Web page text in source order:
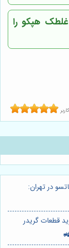
هپکو را
کاربر
در تهران:
قطعات گریدر